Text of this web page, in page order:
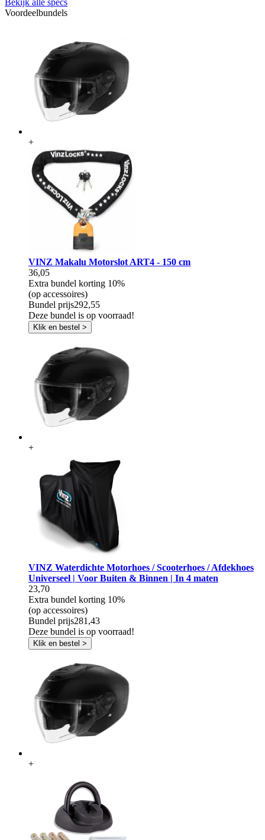
Bekijk alle specs
Voordeelbundels
+
VINZ Makalu Motorslot ART4 - 150 cm
36,05
Extra bundel korting 10%
(op accessoires)
Bundel prijs292,55
Deze bundel is op voorraad!
Klik en bestel >
+
VINZ Waterdichte Motorhoes / Scooterhoes / Afdekhoes
Universeel | Voor Buiten & Binnen | In 4 maten
23,70
Extra bundel korting 10%
(op accessoires)
Bundel prijs281,43
Deze bundel is op voorraad!
Klik en bestel >
+